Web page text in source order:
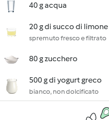
40 g acqua
20 g di succo di limone
spremuto fresco e filtrato
80 g zucchero
500 g di yogurt greco
bianco, non dolcificato